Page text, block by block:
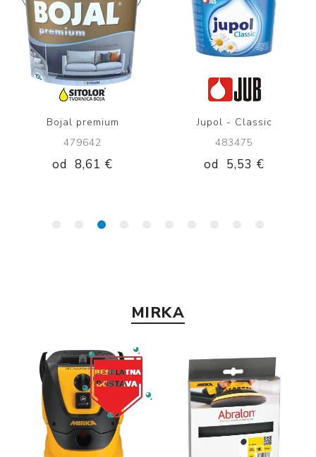
Bojal premium
479642
od 8,61 €
Jupol - Classic
483475
od 5,53 €
MIRKA